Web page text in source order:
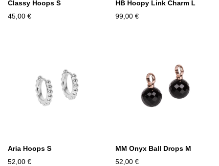
Classy Hoops S
45,00 €
HB Hoopy Link Charm L
99,00 €
Aria Hoops S
52,00 €
MM Onyx Ball Drops M
52,00 €